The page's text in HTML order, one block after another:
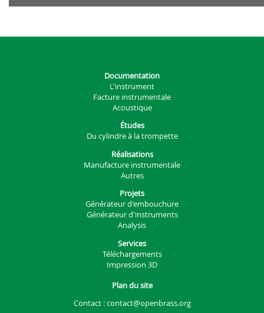
Documentation
L'instrument
Facture instrumentale
Acoustique
Études
Du cylindre à la trompette
Réalisations
Manufacture instrumentale
Autres
Projets
Générateur d'embouchure
Générateur d'instruments
Analysis
Services
Téléchargements
Impression 3D
Plan du site
Contact :contact@openbrass.org